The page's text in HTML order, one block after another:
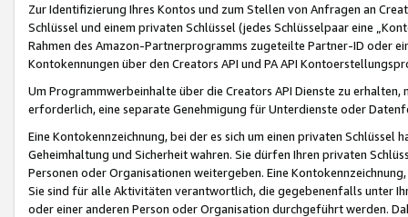
Zur Identifizierung Ihres Kontos und zum Stellen von Anfragen an
Schlüssel und einem privaten Schlüssel (jedes Schlüsselpaar eine
Rahmen des Amazon-Partnerprogramms zugeteilte Partner-ID oder
Kontokennungen über den Creators API und PA API
Um Programmwerbeinhalte über die Creators API Dienste zu
erforderlich, eine separate Genehmigung für Unterdienste oder
Eine Kontokennzeichnung, bei der es sich um einen privaten
Geheimhaltung und Sicherheit wahren. Sie dürfen Ihren privaten
Personen oder Organisationen weitergeben. Eine
Sie sind für alle Aktivitäten verantwortlich, die gegebenenfalls unter
oder einer anderen Person oder Organisation durchgeführt werden.